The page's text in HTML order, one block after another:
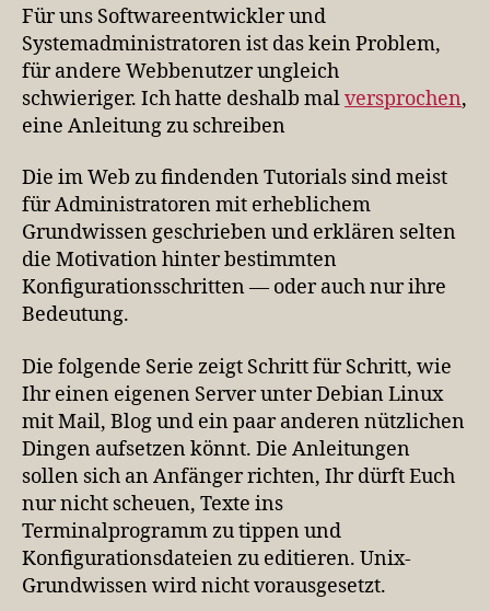
Für uns Softwareentwickler und
Systemadministratoren ist das kein Problem,
für andere Webbenutzer ungleich
schwieriger. Ich hatte deshalb malversprochen,
eine Anleitung zu schreiben
Die im Web zu findenden Tutorials sind meist
für Administratoren mit erheblichem
Grundwissen geschrieben und erklären selten
die Motivation hinter bestimmten
Konfigurationsschritten — oder auch nur ihre
Bedeutung.
Die folgende Serie zeigt Schritt für Schritt, wie
Ihr einen eigenen Server unter Debian Linux
mit Mail, Blog und ein paar anderen nützlichen
Dingen aufsetzen könnt. Die Anleitungen
sollen sich an Anfänger richten, Ihr dürft Euch
nur nicht scheuen, Texte ins
Terminalprogramm zu tippen und
Konfigurationsdateien zu editieren. Unix-
Grundwissen wird nicht vorausgesetzt.